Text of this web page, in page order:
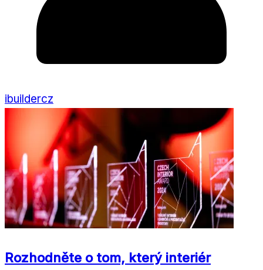
ibuildercz
Rozhodněte o tom, který interiér